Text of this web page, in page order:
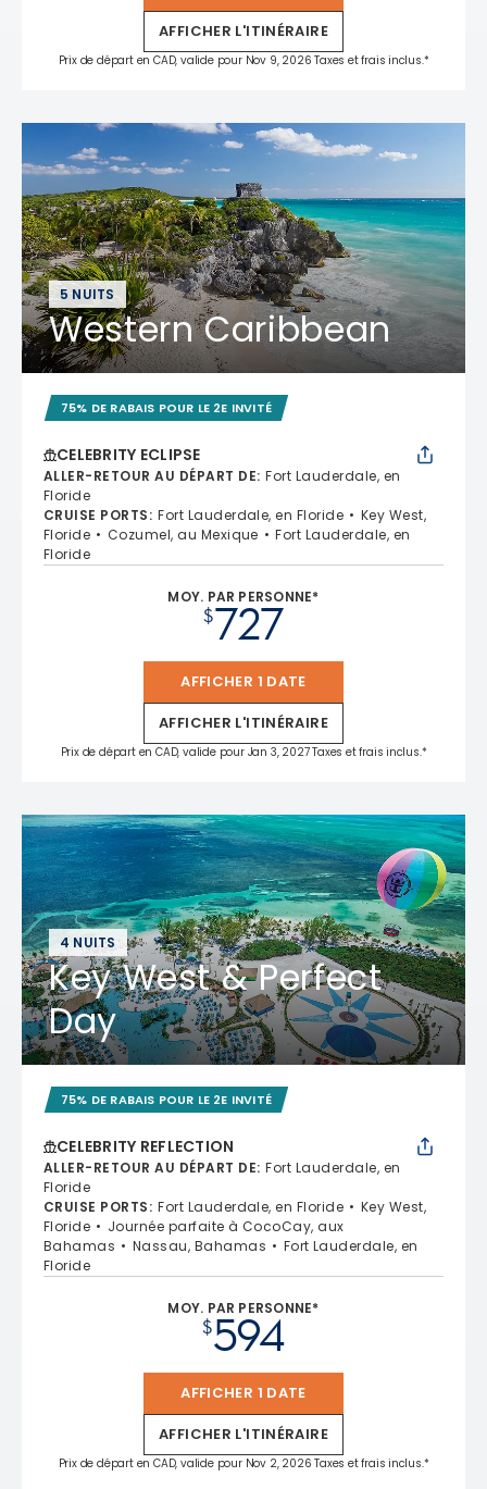
AFFICHER L'ITINÉRAIRE
Prix de départ en CAD, valide pour Nov 9, 2026 Taxes et frais inclus.*
5 NUITS
Western Caribbean
75% DE RABAIS POUR LE 2E INVITÉ
CELEBRITY ECLIPSE
ALLER-RETOUR AU DÉPART DE: Fort Lauderdale, en
Floride
CRUISE PORTS: Fort Lauderdale, en Floride
Key West,
Floride
Cozumel, au Mexique
Fort Lauderdale, en
Floride
MOY. PAR PERSONNE*
$727
AFFICHER 1 DATE
AFFICHER L'ITINÉRAIRE
Prix de départ en CAD, valide pour Jan 3, 2027 Taxes et frais inclus.*
4 NUITS
Key West & Perfect
Day
75% DE RABAIS POUR LE 2E INVITÉ
CELEBRITY REFLECTION
ALLER-RETOUR AU DÉPART DE: Fort Lauderdale, en
Floride
CRUISE PORTS: Fort Lauderdale, en Floride
Key West,
Floride
Journée parfaite à CocoCay, aux
Bahamas
Nassau, Bahamas
Fort Lauderdale, en
Floride
MOY. PAR PERSONNE*
$594
AFFICHER 1 DATE
AFFICHER L'ITINÉRAIRE
Prix de départ en CAD, valide pour Nov 2, 2026 Taxes et frais inclus.*